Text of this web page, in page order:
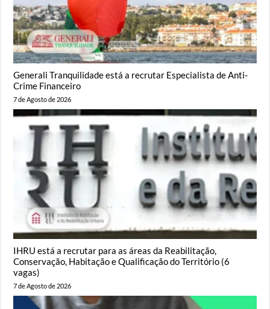
Generali Tranquilidade está a recrutar Especialista de Anti-
Crime Financeiro
7 de Agosto de 2026
IHRU está a recrutar para as áreas da Reabilitação,
Conservação, Habitação e Qualificação do Território (6
vagas)
7 de Agosto de 2026